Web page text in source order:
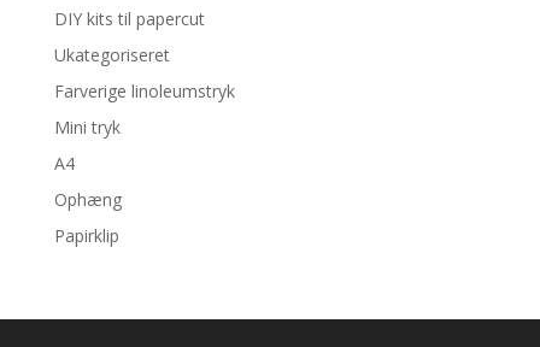
DIY kits til papercut
Ukategoriseret
Farverige linoleumstryk
Mini tryk
A4
Ophæng
Papirklip